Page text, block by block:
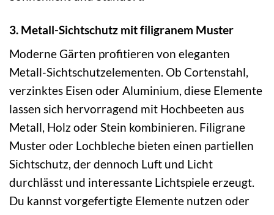
3. Metall-Sichtschutz mit filigranem Muster
Moderne Gärten profitieren von eleganten
Metall-Sichtschutzelementen. Ob Cortenstahl,
verzinktes Eisen oder Aluminium, diese Elemente
lassen sich hervorragend mit Hochbeeten aus
Metall, Holz oder Stein kombinieren. Filigrane
Muster oder Lochbleche bieten einen partiellen
Sichtschutz, der dennoch Luft und Licht
durchlässt und interessante Lichtspiele erzeugt.
Du kannst vorgefertigte Elemente nutzen oder